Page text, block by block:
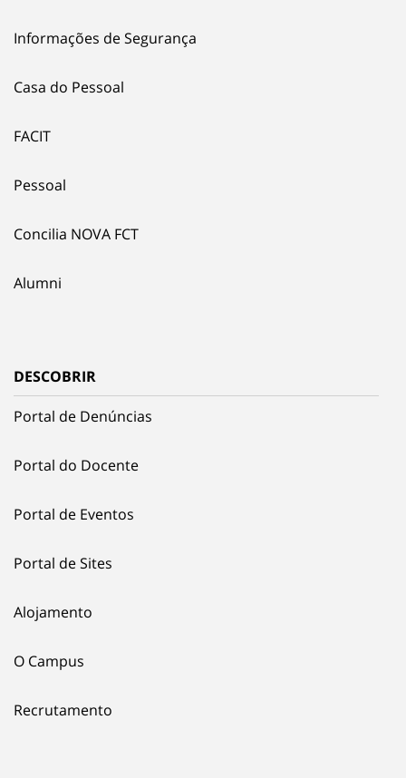
Informações de Segurança
Casa do Pessoal
FACIT
Pessoal
Concilia NOVA FCT
Alumni
DESCOBRIR
Portal de Denúncias
Portal do Docente
Portal de Eventos
Portal de Sites
Alojamento
O Campus
Recrutamento